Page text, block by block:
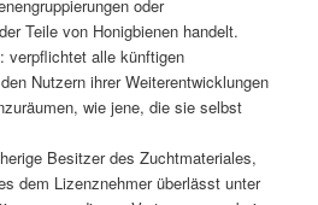
oder
Teile von Honigbienen handelt.
verpflichtet alle künftigen
Nutzern ihrer Weiterentwicklungen
wie jene, die sie selbst
Besitzer des Zuchtmateriales,
dem Lizenznehmer überlässt unter